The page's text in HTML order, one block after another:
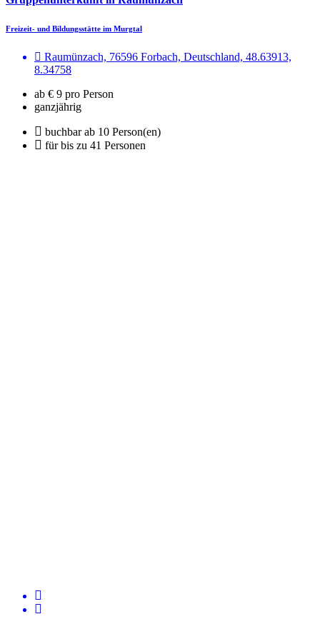
Freizeit- und Bildungsstätte im Murgtal
Raumünzach, 76596 Forbach, Deutschland, 48.63913,
8.34758
ab € 9 pro Person
ganzjährig
buchbar ab 10 Person(en)
für bis zu 41 Personen